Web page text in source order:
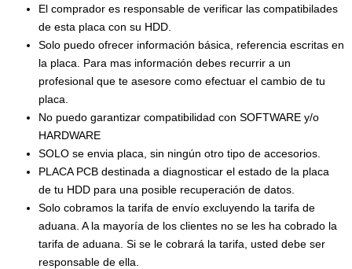
El comprador es responsable de verificar las compatibilades
de esta placa con su HDD.
Solo puedo ofrecer información básica, referencia escritas en
la placa. Para mas información debes recurrir a un
profesional que te asesore como efectuar el cambio de tu
placa.
No puedo garantizar compatibilidad con SOFTWARE y/o
HARDWARE
SOLO se envia placa, sin ningún otro tipo de accesorios.
PLACA PCB destinada a diagnosticar el estado de la placa
de tu HDD para una posible recuperación de datos.
Solo cobramos la tarifa de envío excluyendo la tarifa de
aduana. A la mayoría de los clientes no se les ha cobrado la
tarifa de aduana. Si se le cobrará la tarifa, usted debe ser
responsable de ella.